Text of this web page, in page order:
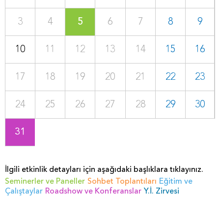
3 4 5 6 7 8 9
10 11 12 13 14 15 16
17 18 19 20 21 22 23
24 25 26 27 28 29 30
31
İlgili etkinlik detayları için aşağıdaki başlıklara tıklayınız.
Seminerler ve Paneller Sohbet Toplantıları Eğitim ve
Çalıştaylar Roadshow ve Konferanslar Y.İ. Zirvesi